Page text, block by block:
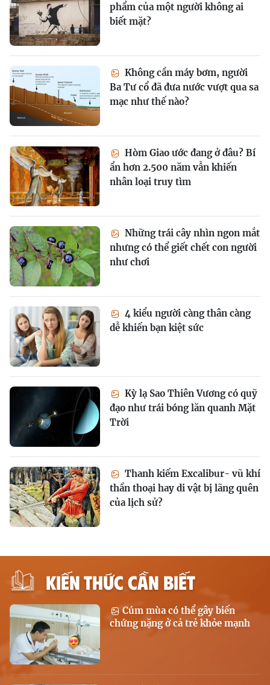
phẩm của một người không ai
biết mặt?
Không cần máy bơm, người
Ba Tư cổ đã đưa nước vượt qua sa
mạc như thế nào?
Hòm Giao ước đang ở đâu? Bí
ẩn hơn 2.500 năm vẫn khiến
nhân loại truy tìm
Những trái cây nhìn ngon mắt
nhưng có thể giết chết con người
như chơi
4 kiểu người càng thân càng
dễ khiến bạn kiệt sức
Kỳ lạ Sao Thiên Vương có quỹ
đạo như trái bóng lăn quanh Mặt
Trời
Thanh kiếm Excalibur- vũ khí
thần thoại hay di vật bị lãng quên
của lịch sử?
KIẾN THỨC CẦN BIẾT
Cúm mùa có thể gây biến
chứng nặng ở cả trẻ khỏe mạnh